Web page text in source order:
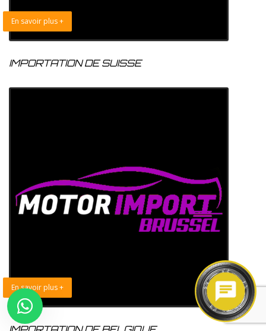
En savoir plus +
IMPORTATION DE SUISSE
En savoir plus +